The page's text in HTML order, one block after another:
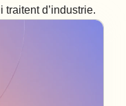
traitent d’industrie.